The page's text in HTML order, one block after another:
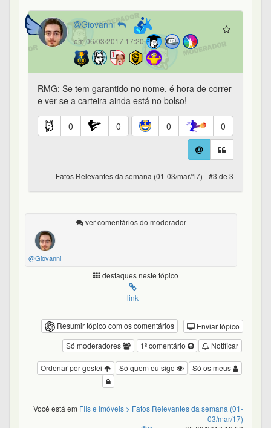
Giovanni
em 06/03/2017 17:20
RMG: Se tem garantido no nome, é hora de correr
e ver se a carteira ainda está no bolso!
0 0 0 0
Fatos Relevantes da semana (01-03/mar/17) - #3 de 3
ver comentários do moderador
@Giovanni
destaques neste tópico
link
Resumir tópico com os comentários
Enviar tópico
Notificar
1º comentário
Só moderadores
Só os meus
Só quem eu sigo
Ordenar por gostei
Você está em FIIs e Imóveis > Fatos Relevantes da semana (01-
03/mar/17)